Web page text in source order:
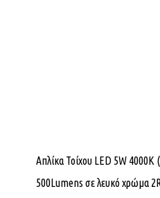
Απλίκα Τοίχου LED 5W
500Lumens σε λευκό χρώμα